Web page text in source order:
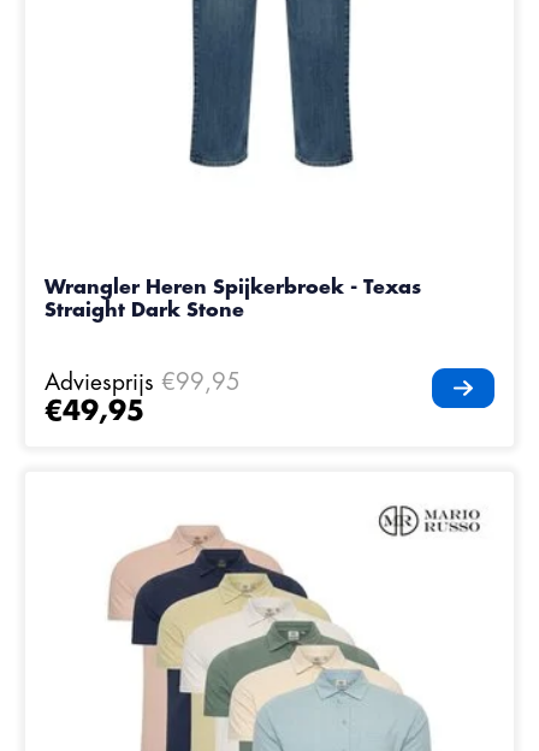
Wrangler Heren Spijkerbroek - Texas
Straight Dark Stone
Adviesprijs €99,95
€49,95